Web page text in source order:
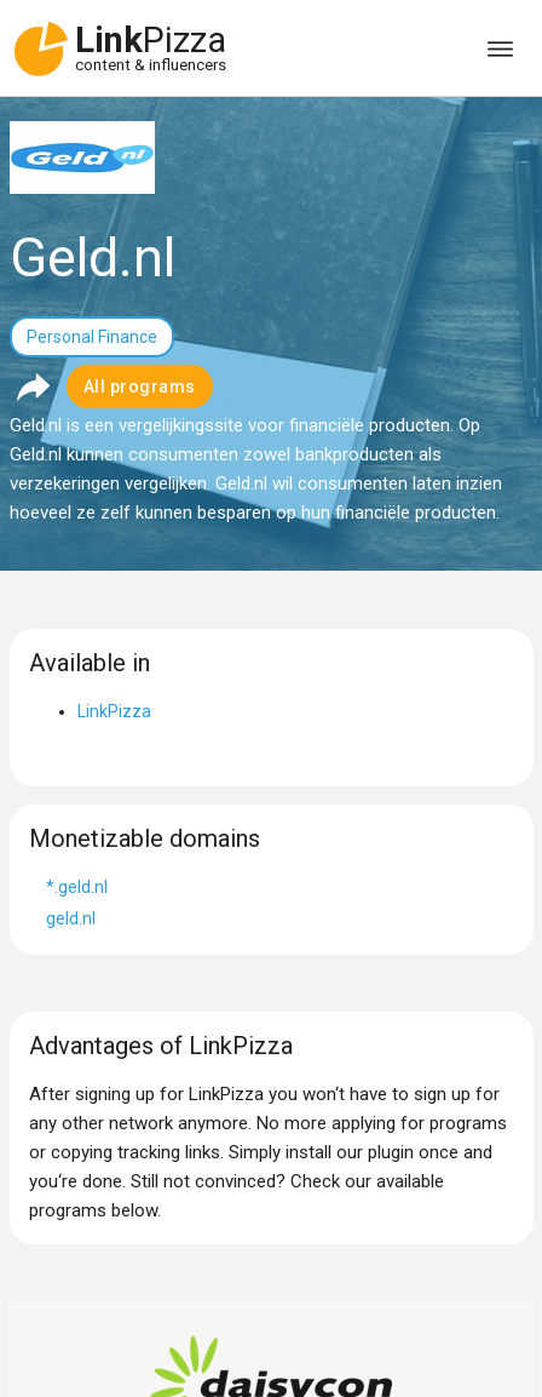
LinkPizza
content & influencers
Geld.nl
Personal Finance
All programs
Geld.nl is een vergelijkingssite voor financiële producten. Op
Geld.nl kunnen consumenten zowel bankproducten als
verzekeringen vergelijken. Geld.nl wil consumenten laten inzien
hoeveel ze zelf kunnen besparen op hun financiële producten.
Available in
LinkPizza
Monetizable domains
*.geld.nl
geld.nl
Advantages of LinkPizza
After signing up for LinkPizza you won‘t have to sign up for
any other network anymore. No more applying for programs
or copying tracking links. Simply install our plugin once and
you‘re done. Still not convinced? Check our available
programs below.